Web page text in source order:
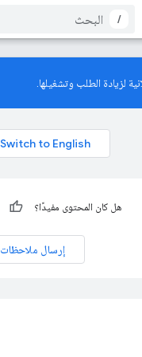
/
لزيادة الطلب وتشغيلها.
هل كان المحتوى مفيدًا؟
إرسال ملاحظات